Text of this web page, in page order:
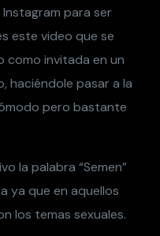
para ser
este video que se
como invitada en un
haciéndole pasar a la
pero bastante
la palabra “Semen”
ya que en aquellos
los temas sexuales.